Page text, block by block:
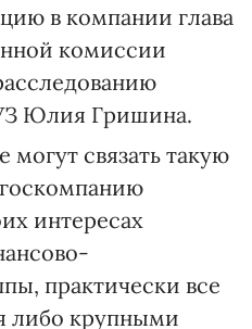
в компании глава
комиссии
Юлия Гришина.
могут связать такую
интересах
практически все
либо крупными